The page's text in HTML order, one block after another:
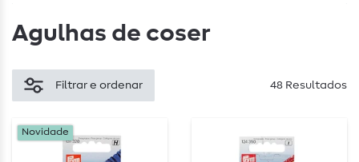
Agulhas de coser
Filtrar e ordenar 48 Resultados
Novidade